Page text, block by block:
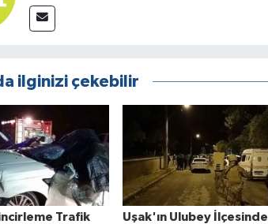
ilginizi çekebilir
Trafik
Uşak'ın Ulubey İlçesinde